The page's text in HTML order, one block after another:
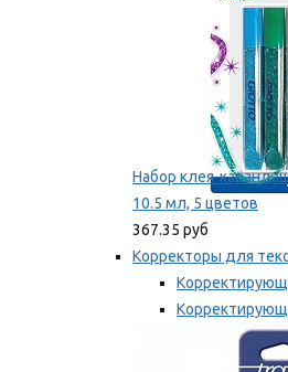
Набор клея-
10.5 мл, 5 цветов
367.35 руб
Корректоры для
Мы рекомендуем